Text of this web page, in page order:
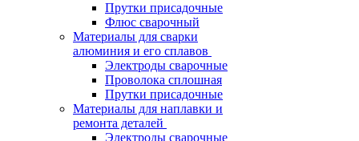
Прутки присадочные
Флюс сварочный
Материалы для сварки
алюминия и его сплавов
Электроды сварочные
Проволока сплошная
Прутки присадочные
Материалы для наплавки и
ремонта деталей
Электроды сварочные